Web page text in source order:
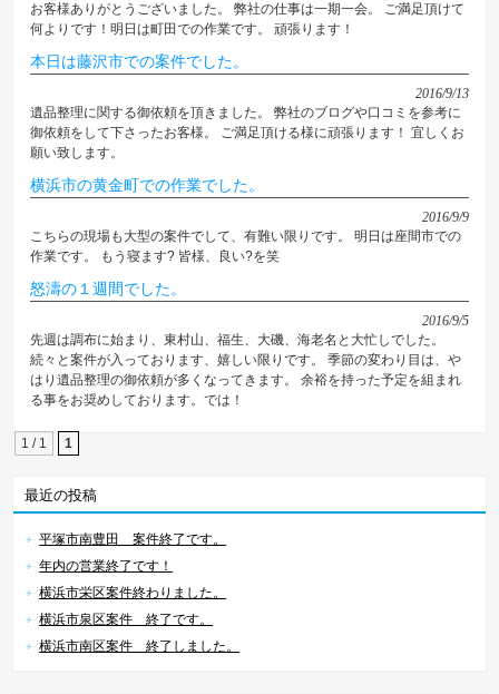
お客様ありがとうございました。 弊社の仕事は一期一会。 ご満足頂けて
何よりです！明日は町田での作業です。 頑張ります！
本日は藤沢市での案件でした。
2016/9/13
遺品整理に関する御依頼を頂きました。 弊社のブログや口コミを参考に
御依頼をして下さったお客様。 ご満足頂ける様に頑張ります！ 宜しくお
願い致します。
横浜市の黄金町での作業でした。
2016/9/9
こちらの現場も大型の案件でして、有難い限りです。 明日は座間市での
作業です。 もう寝ます? 皆様、良い?を笑
怒濤の１週間でした。
2016/9/5
先週は調布に始まり、東村山、福生、大磯、海老名と大忙しでした。
続々と案件が入っております、嬉しい限りです。 季節の変わり目は、や
はり遺品整理の御依頼が多くなってきます。 余裕を持った予定を組まれ
る事をお奨めしております。では！
1 / 1 1
最近の投稿
平塚市南豊田 案件終了です。
年内の営業終了です！
横浜市栄区案件終わりました。
横浜市泉区案件 終了です。
横浜市南区案件 終了しました。